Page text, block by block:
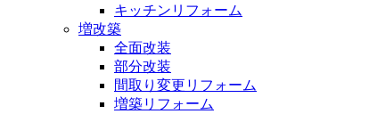
キッチンリフォーム
増改築
全面改装
部分改装
間取り変更リフォーム
増築リフォーム